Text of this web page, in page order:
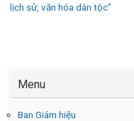
lịch sử, văn hóa dân tộc”
Menu
Ban Giám hiệu